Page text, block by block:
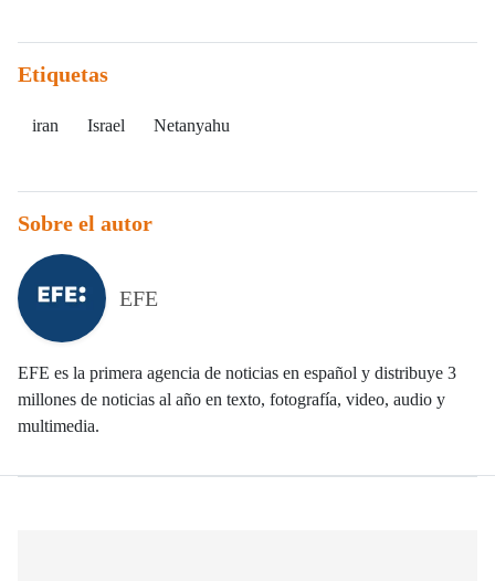
Etiquetas
iran Israel Netanyahu
Sobre el autor
EFE
EFE es la primera agencia de noticias en español y distribuye 3
millones de noticias al año en texto, fotografía, video, audio y
multimedia.